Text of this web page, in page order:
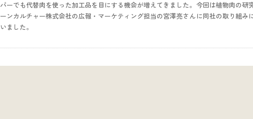
パーでも代替肉を使った加工品を目にする機会が増えてきました。今回は植物肉の研
ーンカルチャー株式会社の広報・マーケティング担当の宮澤亮さんに同社の取り組み
いました。